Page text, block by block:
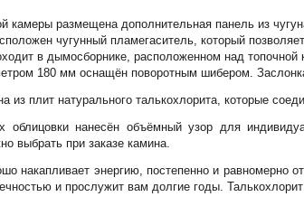
камеры размещена дополнительная панель из
чугунный пламегаситель, который
в дымосборнике, расположенном над топочной
180 мм оснащён поворотным шибером.
из плит натурального талькохлорита, которые
облицовки нанесён объёмный узор для
выбрать при заказе камина.
накапливает энергию, постепенно и равномерно
и прослужит вам долгие годы.